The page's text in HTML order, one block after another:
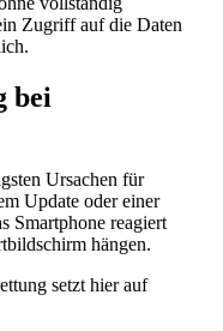
Zugriff auf die Daten
bei
Ursachen für
Update oder einer
Smartphone reagiert
hängen.
setzt hier auf